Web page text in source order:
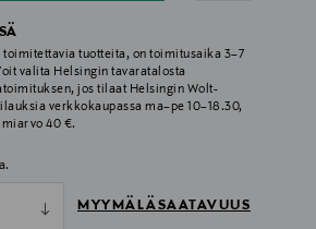
toimitettavia tuotteita, on toimitusaika 3–7
valita Helsingin tavaratalosta
jos tilaat Helsingin Wolt-
verkkokaupassa ma–pe 10–18.30,
40 €.
MYYMÄLÄSAATAVUUS